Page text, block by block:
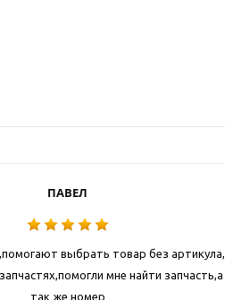
ПАВЕЛ
выбрать товар без артикула,
мне найти запчасть,а
так же номер